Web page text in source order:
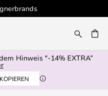
Hinweis "-14% EXTRA”
KOPIEREN